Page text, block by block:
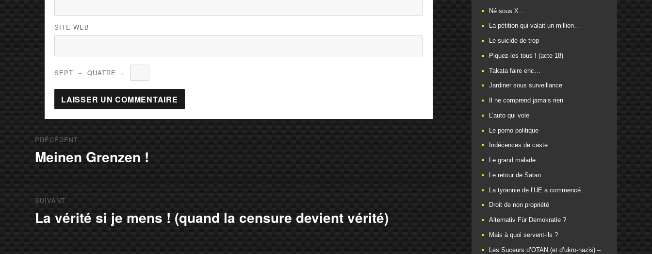
SITE WEB
SEPT − QUATRE =
de
PRÉCÉDENT
Article
Meinen Grenzen !
SUIVANT
Article
La vérité si je mens ! (quand la censure devient vérité)
Né sous X…
La pétition qui valait un million…
Le suicide de trop
Piquez-les tous ! (acte 18)
Takata faire enc…
Jardiner sous surveillance
Il ne comprend jamais rien
L’auto qui vole
Le porno politique
Indécences de caste
Le grand malade
Le retour de Satan
La tyrannie de l’UE a commencé…
Droit de non propriété
Alternativ Für Demokratie ?
Mais à quoi servent-ils ?
Les Suceurs d’OTAN (et d’ukro-nazis) –